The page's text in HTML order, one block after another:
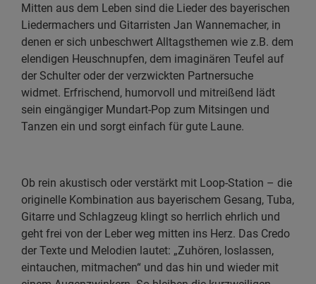
WhatsApp
Link kopieren
E-Mail
Mitten aus dem Leben sind die Lieder des bayerischen
Liedermachers und Gitarristen Jan Wannemacher, in
denen er sich unbeschwert Alltagsthemen wie z.B. dem
elendigen Heuschnupfen, dem imaginären Teufel auf
der Schulter oder der verzwickten Partnersuche
widmet. Erfrischend, humorvoll und mitreißend lädt
sein eingängiger Mundart-Pop zum Mitsingen und
Tanzen ein und sorgt einfach für gute Laune.
Ob rein akustisch oder verstärkt mit Loop-Station – die
originelle Kombination aus bayerischem Gesang, Tuba,
Gitarre und Schlagzeug klingt so herrlich ehrlich und
geht frei von der Leber weg mitten ins Herz. Das Credo
der Texte und Melodien lautet: „Zuhören, loslassen,
eintauchen, mitmachen“ und das hin und wieder mit